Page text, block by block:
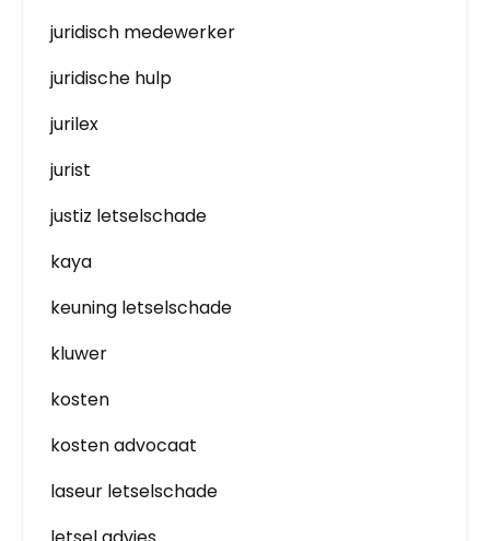
juridisch medewerker
juridische hulp
jurilex
jurist
justiz letselschade
kaya
keuning letselschade
kluwer
kosten
kosten advocaat
laseur letselschade